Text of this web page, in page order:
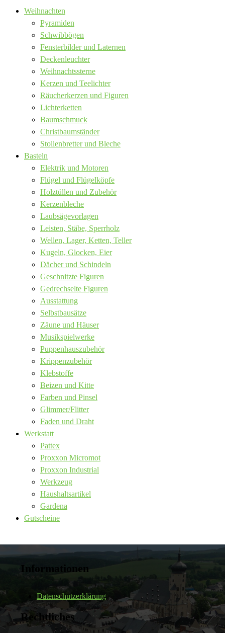
Weihnachten
Pyramiden
Schwibbögen
Fensterbilder und Laternen
Deckenleuchter
Weihnachtssterne
Kerzen und Teelichter
Räucherkerzen und Figuren
Lichterketten
Baumschmuck
Christbaumständer
Stollenbretter und Bleche
Basteln
Elektrik und Motoren
Flügel und Flügelköpfe
Holztüllen und Zubehör
Kerzenbleche
Laubsägevorlagen
Leisten, Stäbe, Sperrholz
Wellen, Lager, Ketten, Teller
Kugeln, Glocken, Eier
Dächer und Schindeln
Geschnitzte Figuren
Gedrechselte Figuren
Ausstattung
Selbstbausätze
Zäune und Häuser
Musikspielwerke
Puppenhauszubehör
Krippenzubehör
Klebstoffe
Beizen und Kitte
Farben und Pinsel
Glimmer/Flitter
Faden und Draht
Werkstatt
Pattex
Proxxon Micromot
Proxxon Industrial
Werkzeug
Haushaltsartikel
Gardena
Gutscheine
Informationen
Datenschutzerklärung
Rechtliches